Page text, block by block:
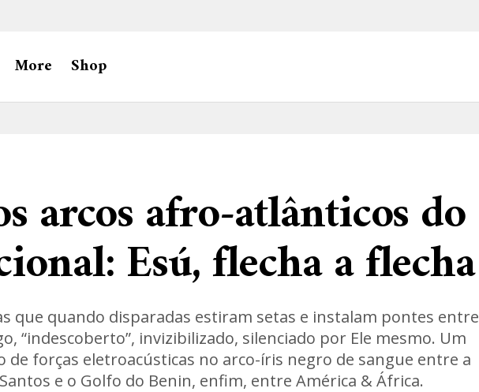
More Shop
arcos afro-atlânticos do
Esú, flecha a flecha
que quando disparadas estiram setas e instalam pontes entre
“indescoberto”, invizibilizado, silenciado por Ele mesmo. Um
de forças eletroacústicas no arco-íris negro de sangue entre a
e o Golfo do Benin, enfim, entre América & África.